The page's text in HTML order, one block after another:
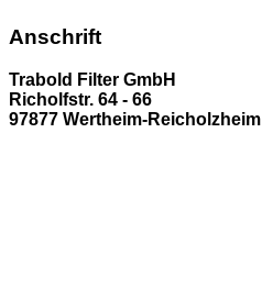
Anschrift
Trabold Filter GmbH
Richolfstr. 64 - 66
97877 Wertheim-Reicholzheim